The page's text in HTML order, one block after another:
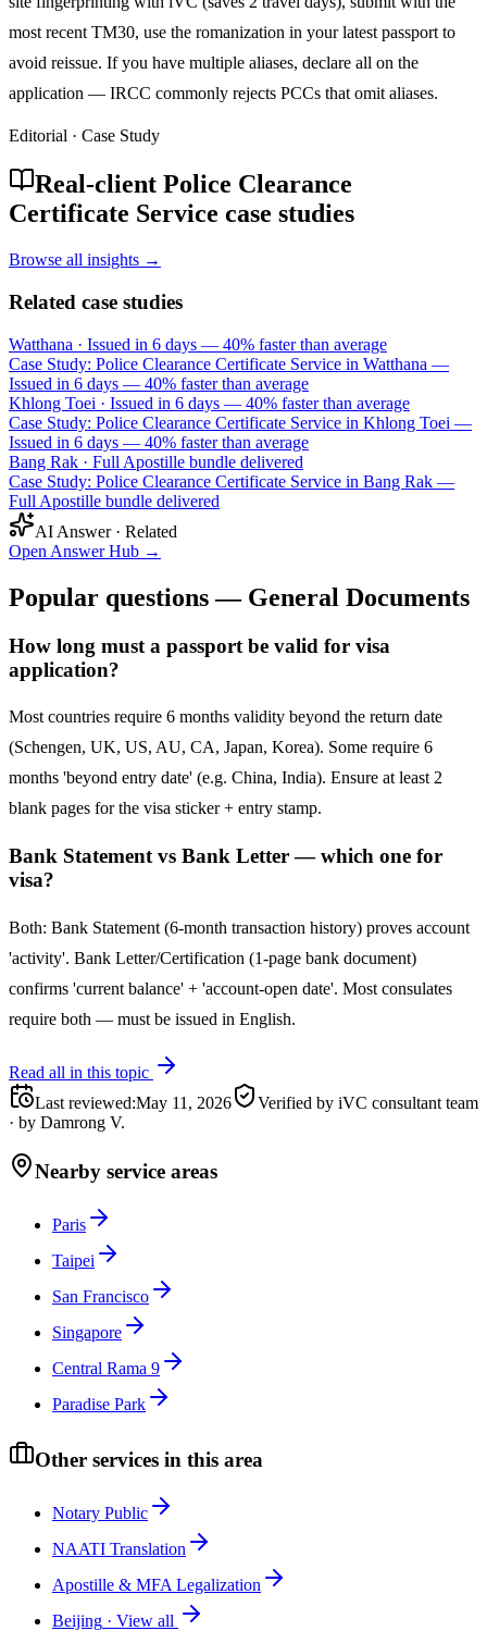
most recent TM30, use the romanization in your latest passport to
avoid reissue. If you have multiple aliases, declare all on the
application — IRCC commonly rejects PCCs that omit aliases.
Editorial · Case Study
Real-client Police Clearance
Certificate Service case studies
Browse all insights →
Related case studies
Watthana · Issued in 6 days — 40% faster than average
Case Study: Police Clearance Certificate Service in Watthana —
Issued in 6 days — 40% faster than average
Khlong Toei · Issued in 6 days — 40% faster than average
Case Study: Police Clearance Certificate Service in Khlong Toei —
Issued in 6 days — 40% faster than average
Bang Rak · Full Apostille bundle delivered
Case Study: Police Clearance Certificate Service in Bang Rak —
Full Apostille bundle delivered
AI Answer · Related
Open Answer Hub →
Popular questions — General Documents
How long must a passport be valid for visa
application?
Most countries require 6 months validity beyond the return date
(Schengen, UK, US, AU, CA, Japan, Korea). Some require 6
months 'beyond entry date' (e.g. China, India). Ensure at least 2
blank pages for the visa sticker + entry stamp.
Bank Statement vs Bank Letter — which one for
visa?
Both: Bank Statement (6-month transaction history) proves account
'activity'. Bank Letter/Certification (1-page bank document)
confirms 'current balance' + 'account-open date'. Most consulates
require both — must be issued in English.
Read all in this topic
Last reviewed:May 11, 2026
Verified by iVC consultant team
· by Damrong V.
Nearby service areas
Paris
Taipei
San Francisco
Singapore
Central Rama 9
Paradise Park
Other services in this area
Notary Public
NAATI Translation
Apostille & MFA Legalization
Beijing · View all